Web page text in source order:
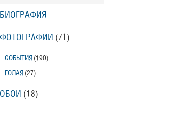
БИОГРАФИЯ
ФОТОГРАФИИ (71 )
СОБЫТИЯ (190)
ГОЛАЯ (27)
ОБОИ (18)